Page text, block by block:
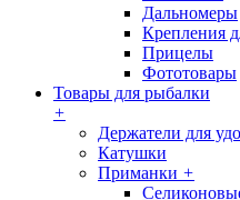
Дальномеры
Крепления
Прицелы
Фототовары
Товары для рыбалки
+
Держатели для
Катушки
Приманки +